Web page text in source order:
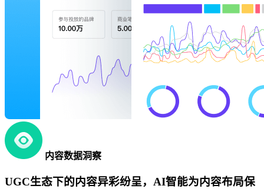
内容数据洞察
UGC生态下的内容异彩纷呈，AI智能为内容布局保